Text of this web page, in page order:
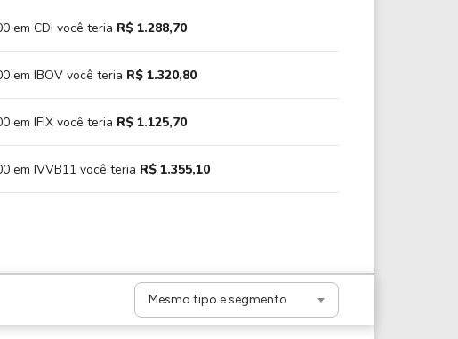
em CDI você teria R$ 1.288,70
em IBOV você teria R$ 1.320,80
em IFIX você teria R$ 1.125,70
em IVVB11 você teria R$ 1.355,10
Mesmo tipo e segmento